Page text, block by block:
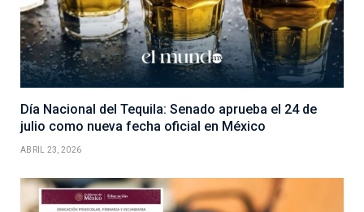
Día Nacional del Tequila: Senado aprueba el 24 de
julio como nueva fecha oficial en México
ABRIL 23, 2026